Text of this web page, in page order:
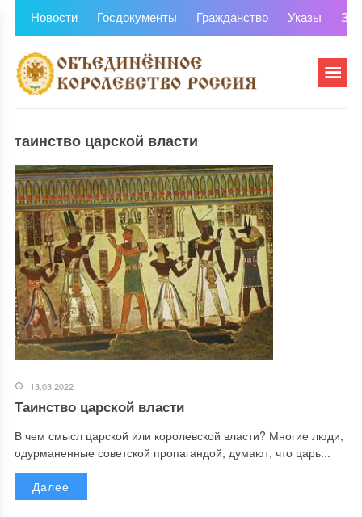
Новости Госдокументы Гражданство Указы
таинство царской власти
13.03.2022
Таинство царской власти
В чем смысл царской или королевской власти? Многие люди,
одурманенные советской пропагандой, думают, что царь...
Далее